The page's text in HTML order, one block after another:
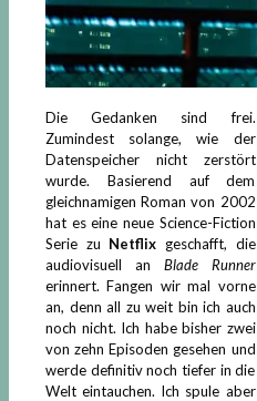
Die Gedanken sind frei.
Zumindest solange, wie der
Datenspeicher nicht zerstört
wurde. Basierend auf dem
gleichnamigen Roman von 2002
hat es eine neue Science-Fiction
Serie zu Netflix geschafft, die
audiovisuell an Blade Runner
erinnert. Fangen wir mal vorne
an, denn all zu weit bin ich auch
noch nicht. Ich habe bisher zwei
von zehn Episoden gesehen und
werde definitiv noch tiefer in die
Welt eintauchen. Ich spule aber